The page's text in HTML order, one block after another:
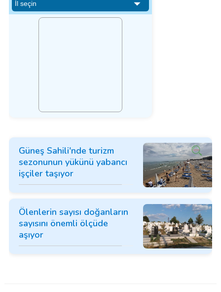
Güneş Sahili'nde turizm
sezonunun yükünü yabancı
işçiler taşıyor
Ölenlerin sayısı doğanların
sayısını önemli ölçüde
aşıyor